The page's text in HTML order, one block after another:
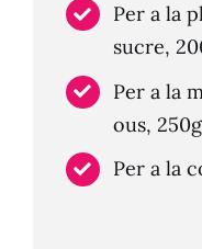
Per a la
sucre,
Per a la
ous,
Per a la